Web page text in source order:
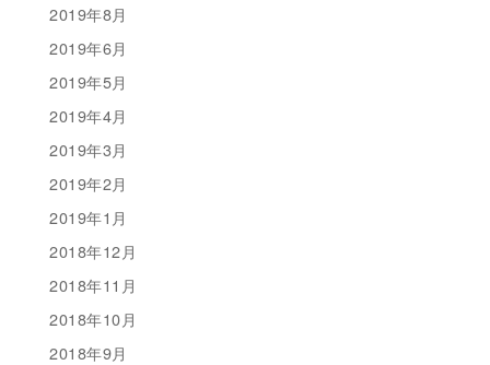
2019年8月
2019年6月
2019年5月
2019年4月
2019年3月
2019年2月
2019年1月
2018年12月
2018年11月
2018年10月
2018年9月